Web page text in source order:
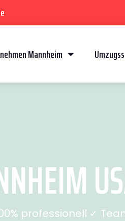
Mannheim
professionell ✓